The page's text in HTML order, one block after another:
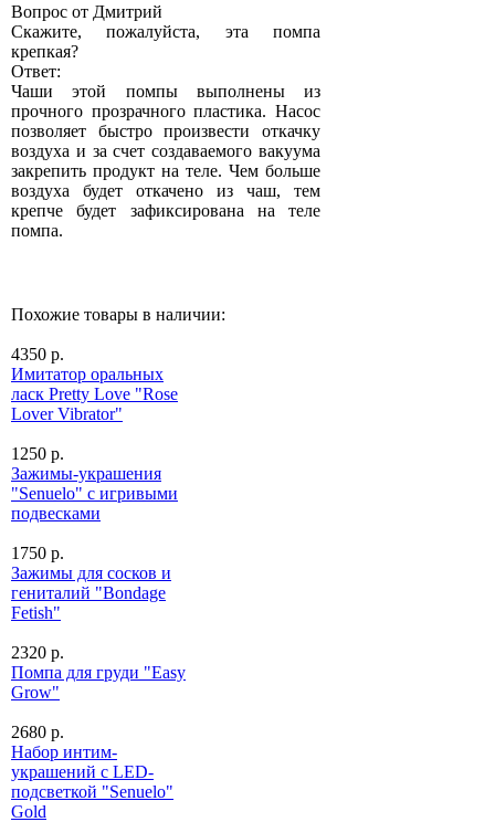
Вопрос от Дмитрий
Скажите, пожалуйста, эта помпа
крепкая?
Ответ:
Чаши этой помпы выполнены из
прочного прозрачного пластика. Насос
позволяет быстро произвести откачку
воздуха и за счет создаваемого вакуума
закрепить продукт на теле. Чем больше
воздуха будет откачено из чаш, тем
крепче будет зафиксирована на теле
помпа.
Похожие товары в наличии:
4350 р.
Имитатор оральных
ласк Pretty Love "Rose
Lover Vibrator"
1250 р.
Зажимы-украшения
"Senuelo" с игривыми
подвесками
1750 р.
Зажимы для сосков и
гениталий "Bondage
Fetish"
2320 р.
Помпа для груди "Easy
Grow"
2680 р.
Набор интим-
украшений с LED-
подсветкой "Senuelo"
Gold